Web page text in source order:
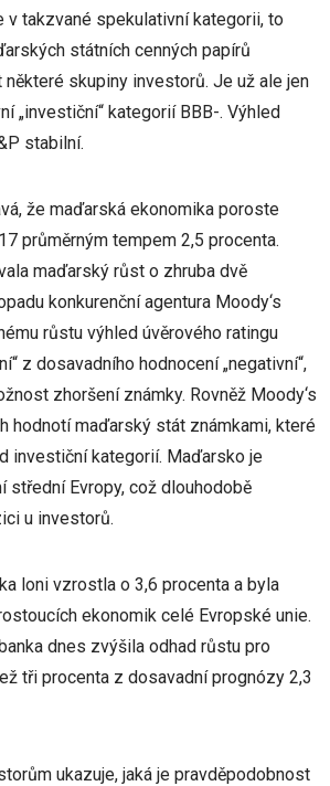
v takzvané spekulativní kategorii, to
státních cenných papírů
skupiny investorů. Je už ale jen
„investiční“ kategorií BBB-. Výhled
stabilní.
že maďarská ekonomika poroste
průměrným tempem 2,5 procenta.
maďarský růst o zhruba dvě
konkurenční agentura Moody‘s
růstu výhled úvěrového ratingu
z dosavadního hodnocení „negativní“,
zhoršení známky. Rovněž Moody‘s
hodnotí maďarský stát známkami, které
investiční kategorií. Maďarsko je
střední Evropy, což dlouhodobě
u investorů.
loni vzrostla o 3,6 procenta a byla
ekonomik celé Evropské unie.
dnes zvýšila odhad růstu pro
tři procenta z dosavadní prognózy 2,3
ukazuje, jaká je pravděpodobnost